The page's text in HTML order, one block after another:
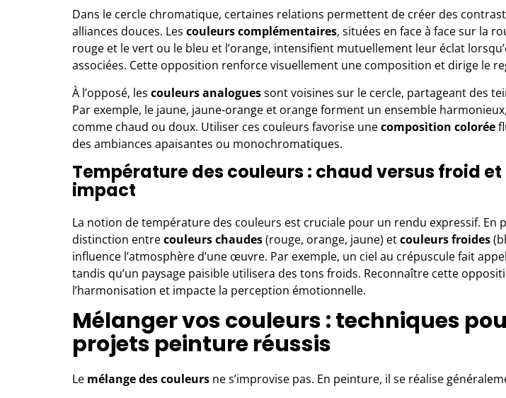
Dans le cercle chromatique, certaines relations permettent de créer des
alliances douces. Les couleurs complémentaires, situées en face à face sur la
rouge et le vert ou le bleu et l’orange, intensifient mutuellement leur éclat
associées. Cette opposition renforce visuellement une composition et dirige le
À l’opposé, les couleurs analoguessont voisines sur le cercle, partageant des
Par exemple, le jaune, jaune-orange et orange forment un ensemble
comme chaud ou doux. Utiliser ces couleurs favorise unecomposition colorée
des ambiances apaisantes ou monochromatiques.
Température des couleurs : chaud versus froid et
impact
La notion de température des couleurs est cruciale pour un rendu expressif. En
distinction entrecouleurs chaudes(rouge, orange, jaune) etcouleurs froides
influence l’atmosphère d’une œuvre. Par exemple, un ciel au crépuscule fait
tandis qu’un paysage paisible utilisera des tons froids. Reconnaître cette
l’harmonisation et impacte la perception émotionnelle.
Mélanger vos couleurs : techniques
projets peinture réussis
Le mélange des couleurs ne s’improvise pas. En peinture, il se réalise